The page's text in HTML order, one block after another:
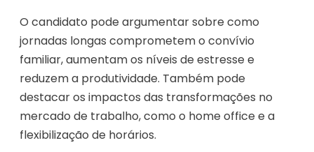
O candidato pode argumentar sobre como
jornadas longas comprometem o convívio
familiar, aumentam os níveis de estresse e
reduzem a produtividade. Também pode
destacar os impactos das transformações no
mercado de trabalho, como o home office e a
flexibilização de horários.